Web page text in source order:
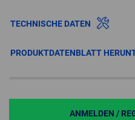
TECHNISCHE DATEN
PRODUKTDATENBLATT
ANMELDEN /